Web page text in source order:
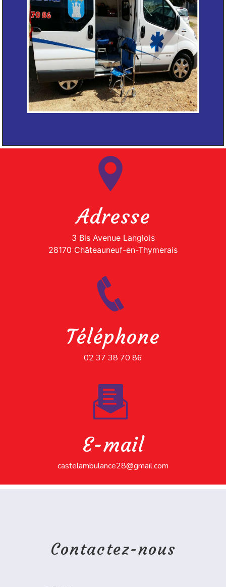
Adresse
3 Bis Avenue Langlois
28170 Châteauneuf-en-Thymerais
Téléphone
02 37 38 70 86
E-mail
castelambulance28@gmail.com
Contactez-nous